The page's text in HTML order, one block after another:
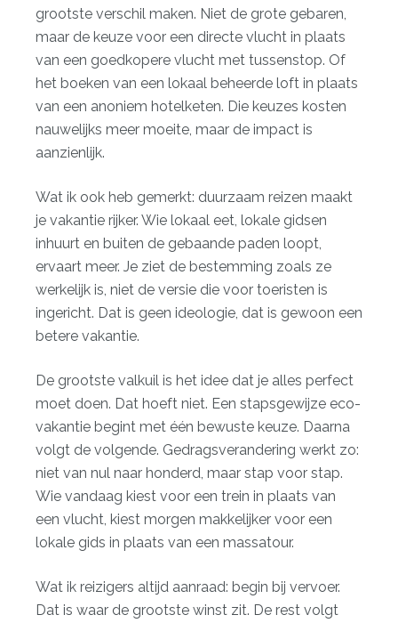
grootste verschil maken. Niet de grote gebaren,
maar de keuze voor een directe vlucht in plaats
van een goedkopere vlucht met tussenstop. Of
het boeken van een lokaal beheerde loft in plaats
van een anoniem hotelketen. Die keuzes kosten
nauwelijks meer moeite, maar de impact is
aanzienlijk.
Wat ik ook heb gemerkt: duurzaam reizen maakt
je vakantie rijker. Wie lokaal eet, lokale gidsen
inhuurt en buiten de gebaande paden loopt,
ervaart meer. Je ziet de bestemming zoals ze
werkelijk is, niet de versie die voor toeristen is
ingericht. Dat is geen ideologie, dat is gewoon een
betere vakantie.
De grootste valkuil is het idee dat je alles perfect
moet doen. Dat hoeft niet. Een stapsgewijze eco-
vakantie begint met één bewuste keuze. Daarna
volgt de volgende. Gedragsverandering werkt zo:
niet van nul naar honderd, maar stap voor stap.
Wie vandaag kiest voor een trein in plaats van
een vlucht, kiest morgen makkelijker voor een
lokale gids in plaats van een massatour.
Wat ik reizigers altijd aanraad: begin bij vervoer.
Dat is waar de grootste winst zit. De rest volgt